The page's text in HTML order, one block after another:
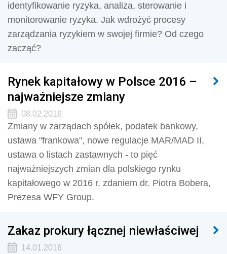
identyfikowanie ryzyka, analiza, sterowanie i
monitorowanie ryzyka. Jak wdrożyć procesy
zarządzania ryzykiem w swojej firmie? Od czego
zacząć?
Rynek kapitałowy w Polsce 2016 –
najważniejsze zmiany
08.02.2016
Zmiany w zarządach spółek, podatek bankowy,
ustawa "frankowa", nowe regulacje MAR/MAD II,
ustawa o listach zastawnych - to pięć
najważniejszych zmian dla polskiego rynku
kapitałowego w 2016 r. zdaniem dr. Piotra Bobera,
Prezesa WFY Group.
Zakaz prokury łącznej niewłaściwej
14.01.2016